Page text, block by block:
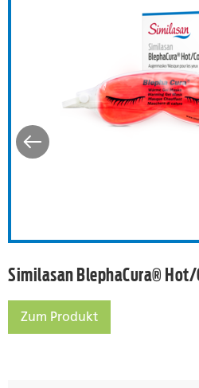
Similasan BlephaCura® Hot/
Similasan BlephaCura® Hot/
Zum Produkt